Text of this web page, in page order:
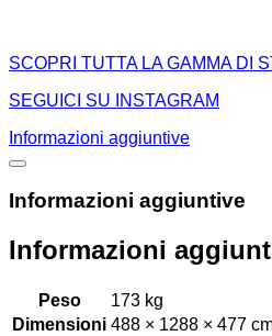
SCOPRI TUTTA LA GAMMA DI
SEGUICI SU INSTAGRAM
Informazioni aggiuntive
Informazioni aggiuntive
Informazioni
Peso
173 kg
Dimensioni 488 × 1288 × 477